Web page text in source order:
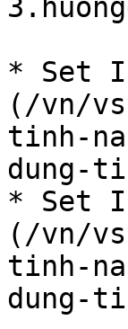
* Set
(/vn/
tinh-
dung-
* Set
(/vn/
tinh-